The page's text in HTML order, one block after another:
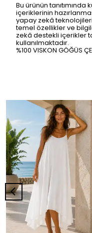
Bu ürünün
içeriklerinin
yapay zekâ
temel özellikler ve
zekâ destekli içerikler
kullanılmaktadır.
%100 VISKON GÖĞÜS